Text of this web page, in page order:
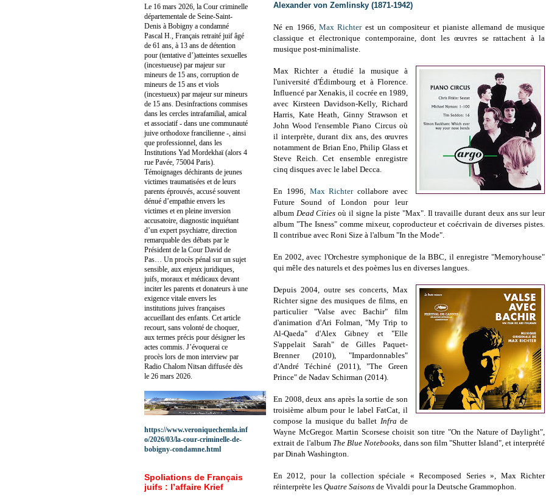
Alexander von Zemlinsky (1871-1942)
Né en 1966, Max Richterest un compositeur et pianiste allemand de musique
classique et électronique contemporaine, dont les œuvres se rattachent à la
musique post-minimaliste.
Max Richter a étudié la musique à
l'université d'Édimbourg et à Florence.
Influencé par Xenakis, il cocrée en 1989,
avec Kirsteen Davidson-Kelly, Richard
Harris, Kate Heath, Ginny Strawson et
John Wood l'ensemble Piano Circus où
il interprète, durant dix ans, des œuvres
notamment de Brian Eno, Philip Glass et
Steve Reich. Cet ensemble enregistre
cinq disques avec le label Decca.
En 1996, Max Richtercollabore avec
Future Sound of London pour leur
album Dead Citiesoù il signe la piste "Max". Il travaille durant deux ans sur leur
album "The Isness" comme mixeur, coproducteur et coécrivain de diverses pistes.
Il contribue avec Roni Size à l'album "In the Mode".
En 2002, avec l'Orchestre symphonique de la BBC, il enregistre "Memoryhouse"
qui mêle des naturels et des poèmes lus en diverses langues.
Depuis 2004, outre ses concerts, Max
Richter signe des musiques de films, en
particulier "Valse avec Bachir" film
d'animation d'Ari Folman, "My Trip to
Al-Qaeda" d'Alex Gibney et "Elle
S'appelait Sarah" de Gilles Paquet-
Brenner (2010), "Impardonnables"
d'André Téchiné (2011), "The Green
Prince" de Nadav Schirman (2014).
En 2008, deux ans après la sortie de son
troisième album pour le label FatCat, il
compose la musique du ballet Infra de
Wayne McGregor. Martin Scorsese choisit son titre "On the Nature of Daylight",
extrait de l'album The Blue Notebooks, dans son film "Shutter Island", et interprété
par Dinah Washington.
En 2012, pour la collection spéciale « Recomposed Series », Max Richter
réinterprète les Quatre Saisons de Vivaldi pour la Deutsche Grammophon.
Le 16 mars 2026, la Cour criminelle
départementale de Seine-Saint-
Denis à Bobigny a condamné
Pascal H., Français retraité juif âgé
de 61 ans, à 13 ans de détention
pour (tentative d’)atteintes sexuelles
(incestueuse) par majeur sur
mineurs de 15 ans, corruption de
mineurs de 15 ans et viols
(incestueux) par majeur sur mineurs
de 15 ans. Desinfractions commises
dans les cercles intrafamilial, amical
et associatif - dans une communauté
juive orthodoxe francilienne -, ainsi
que professionnel, dans les
Institutions Yad Mordekhaï (alors 4
rue Pavée, 75004 Paris).
Témoignages déchirants de jeunes
victimes traumatisées et de leurs
parents éprouvés, accusé souvent
dénué d’empathie envers les
victimes et en pleine inversion
accusatoire, diagnostic inquiétant
d’un expert psychiatre, direction
remarquable des débats par le
Président de la Cour David de
Pas… Un procès pénal sur un sujet
sensible, aux enjeux juridiques,
juifs, moraux et médicaux devant
inciter les parents et donateurs à une
exigence vitale envers les
institutions juives françaises
accueillant des enfants. Cet article
recourt, sans volonté de choquer,
aux termes précis pour désigner les
actes commis. J’évoquerai ce
procès lors de mon interview par
Radio Chalom Nitsan diffusée dès
le 26 mars 2026.
https://www.veroniquechemla.inf
o/2026/03/la-cour-criminelle-de-
bobigny-condamne.html
Spoliations de Français
juifs : l’affaire Krief